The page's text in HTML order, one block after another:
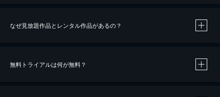
なぜ見放題作品とレンタル作品があるの？
無料トライアルは何が無料？